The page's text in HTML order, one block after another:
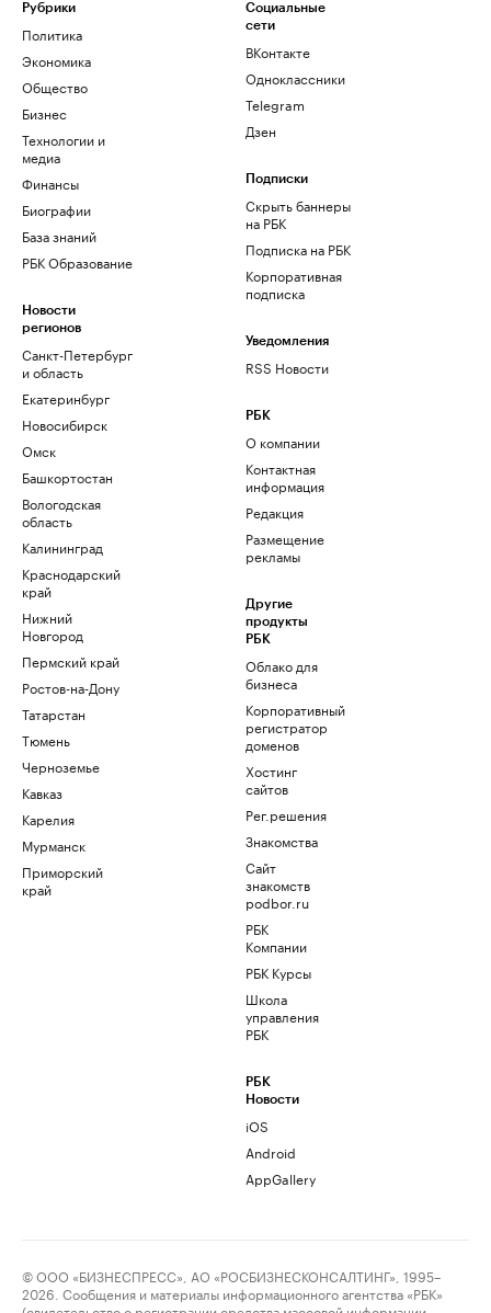
Рубрики
Политика
Экономика
Общество
Бизнес
Технологии и
медиа
Финансы
Биографии
База знаний
РБК Образование
Новости
регионов
Санкт-Петербург
и область
Екатеринбург
Новосибирск
Омск
Башкортостан
Вологодская
область
Калининград
Краснодарский
край
Нижний
Новгород
Пермский край
Ростов-на-Дону
Татарстан
Тюмень
Черноземье
Кавказ
Карелия
Мурманск
Приморский
край
Социальные
сети
ВКонтакте
Одноклассники
Telegram
Дзен
Подписки
Скрыть баннеры
на РБК
Подписка на РБК
Корпоративная
подписка
Уведомления
RSS Новости
РБК
О компании
Контактная
информация
Редакция
Размещение
рекламы
Другие
продукты
РБК
Облако для
бизнеса
Корпоративный
регистратор
доменов
Хостинг
сайтов
Рег.решения
Знакомства
Сайт
знакомств
podbor.ru
РБК
Компании
РБК Курсы
Школа
управления
РБК
РБК
Новости
iOS
Android
AppGallery
© ООО «БИЗНЕСПРЕСС», АО «РОСБИЗНЕСКОНСАЛТИНГ», 1995–
2026. Сообщения и материалы информационного агентства «РБК»